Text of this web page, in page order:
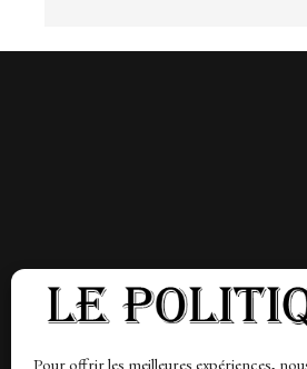
Pour offrir les meilleures expériences,